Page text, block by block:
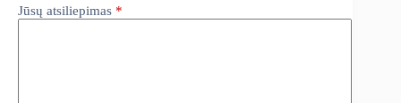
Jūsų atsiliepimas *